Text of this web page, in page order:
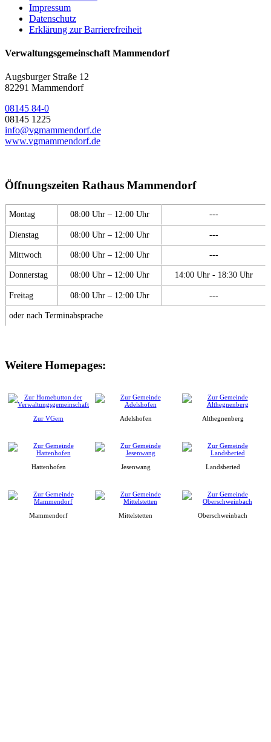
Impressum
Datenschutz
Erklärung zur Barrierefreiheit
Verwaltungsgemeinschaft Mammendorf
Augsburger Straße 12
82291 Mammendorf
08145 84-0
08145 1225
info@vgmammendorf.de
www.vgmammendorf.de
Öffnungszeiten Rathaus Mammendorf
Montag 08:00 Uhr – 12:00 Uhr ---
Dienstag 08:00 Uhr – 12:00 Uhr ---
Mittwoch 08:00 Uhr – 12:00 Uhr ---
Donnerstag 08:00 Uhr – 12:00 Uhr 14:00 Uhr - 18:30 Uhr
Freitag 08:00 Uhr – 12:00 Uhr ---
oder nach Terminabsprache
Weitere Homepages:
Zur VGem Adelshofen Althegnenberg
Hattenhofen Jesenwang Landsberied
Mammendorf Mittelstetten Oberschweinbach